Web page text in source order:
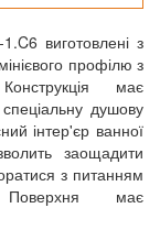
виготовлені з
профілю з
має
душову
інтер'єр ванної
заощадити
з питанням
має